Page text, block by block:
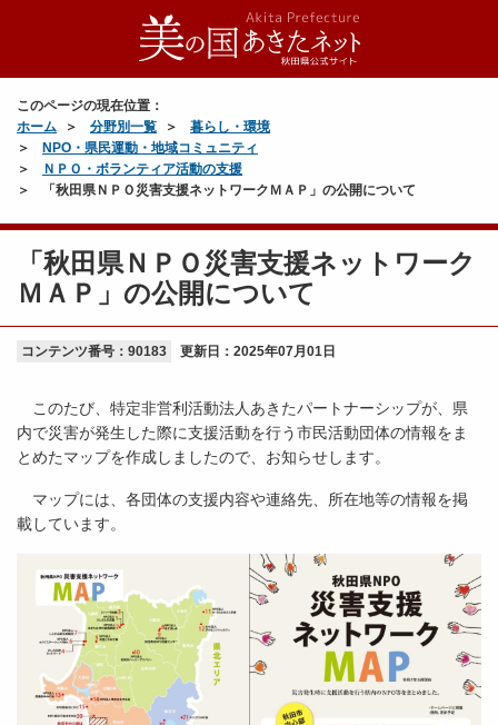
このページの現在位置：
ホーム
分野別一覧
暮らし・環境
NPO・県民運動・地域コミュニティ
ＮＰＯ・ボランティア活動の支援
「秋田県ＮＰＯ災害支援ネットワークＭＡＰ」の公開について
「秋田県ＮＰＯ災害支援ネットワーク
ＭＡＰ」の公開について
コンテンツ番号：90183 更新日： 2025年07月01日
このたび、特定非営利活動法人あきたパートナーシップが、県
内で災害が発生した際に支援活動を行う市民活動団体の情報をま
とめたマップを作成しましたので、お知らせします。
マップには、各団体の支援内容や連絡先、所在地等の情報を掲
載しています。